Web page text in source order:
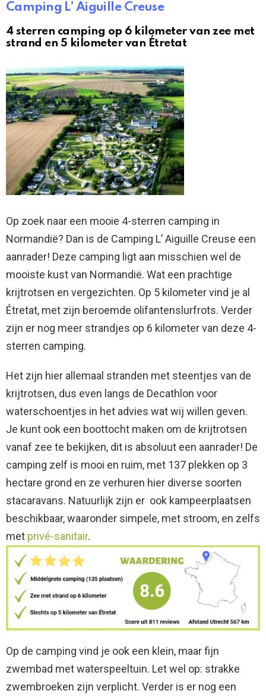
Camping L’ Aiguille Creuse
4 sterren camping op 6 kilometer van zee met
strand en 5 kilometer van Étretat
Op zoek naar een mooie 4-sterren camping in
Normandië? Dan is de Camping L’ Aiguille Creuse een
aanrader! Deze camping ligt aan misschien wel de
mooiste kust van Normandië. Wat een prachtige
krijtrotsen en vergezichten. Op 5 kilometer vind je al
Étretat, met zijn beroemde olifantenslurfrots. Verder
zijn er nog meer strandjes op 6 kilometer van deze 4-
sterren camping.
Het zijn hier allemaal stranden met steentjes van de
krijtrotsen, dus even langs de Decathlon voor
waterschoentjes in het advies wat wij willen geven.
Je kunt ook een boottocht maken om de krijtrotsen
vanaf zee te bekijken, dit is absoluut een aanrader! De
camping zelf is mooi en ruim, met 137 plekken op 3
hectare grond en ze verhuren hier diverse soorten
stacaravans. Natuurlijk zijn er ook kampeerplaatsen
beschikbaar, waaronder simpele, met stroom, en zelfs
met privé-sanitair.
Op de camping vind je ook een klein, maar fijn
zwembad met waterspeeltuin. Let wel op: strakke
zwembroeken zijn verplicht. Verder is er nog een